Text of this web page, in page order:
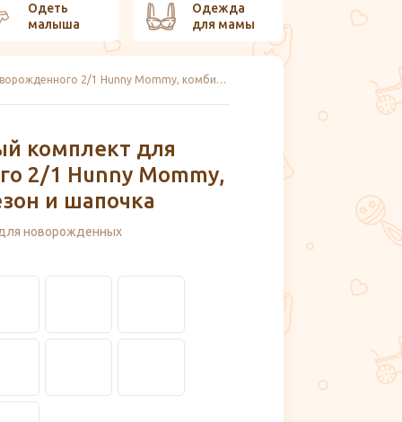
Одеть
малыша
Одежда
для мамы
Стерильный комплект для новорожденного 2/1 Hunny Mommy, комбинезон и шапочка
комплект для
2/1 Hunny Mommy,
и шапочка
новорожденных